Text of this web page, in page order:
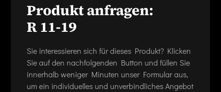
Produkt anfragen:
R 11-19
Sie interessieren sich für dieses Produkt? Klicken
Sie auf den nachfolgenden Button und füllen Sie
innerhalb weniger Minuten unser Formular aus,
um ein individuelles und unverbindliches Angebot